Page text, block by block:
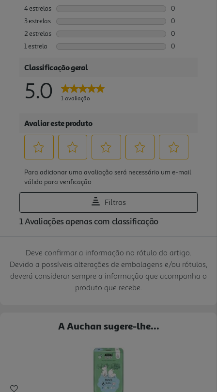
Deve confirmar a informação no rótulo do artigo.
Devido a possíveis alterações de embalagens e/ou rótulos,
deverá considerar sempre a informação que acompanha o
produto que recebe.
A Auchan sugere-lhe...